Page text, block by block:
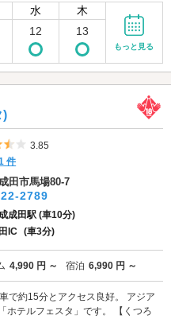
水 木
12 13
もっと見る
)
5つ星のうち3.5
3.85
件
田市馬場80-7
2789
成田駅 (車10分)
IC (車3分)
4,990 円 ～ 宿泊 6,990 円 ～
で約15分とアクセス良好。 アジア
ホテルフェスタ」です。 【くつろ